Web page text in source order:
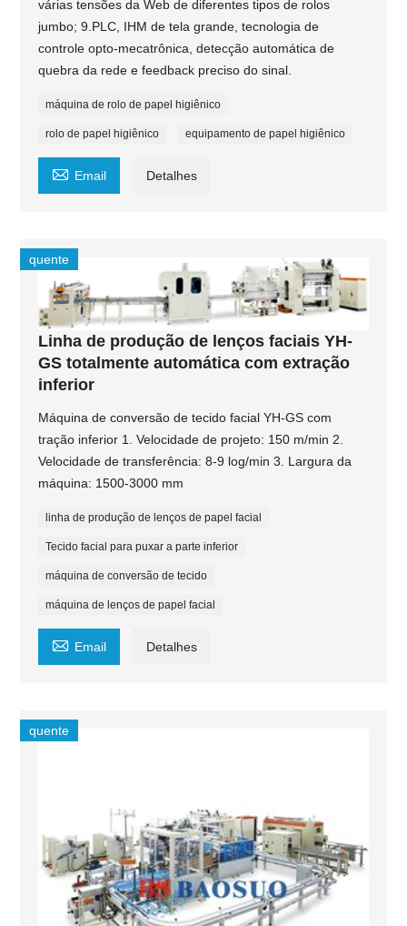
várias tensões da Web de diferentes tipos de rolos
jumbo; 9.PLC, IHM de tela grande, tecnologia de
controle opto-mecatrônica, detecção automática de
quebra da rede e feedback preciso do sinal.
máquina de rolo de papel higiênico
rolo de papel higiênico equipamento de papel higiênico
 Email Detalhes
quente
Linha de produção de lenços faciais YH-
GS totalmente automática com extração
inferior
Máquina de conversão de tecido facial YH-GS com
tração inferior 1. Velocidade de projeto: 150 m/min 2.
Velocidade de transferência: 8-9 log/min 3. Largura da
máquina: 1500-3000 mm
linha de produção de lenços de papel facial
Tecido facial para puxar a parte inferior
máquina de conversão de tecido
máquina de lenços de papel facial
 Email Detalhes
quente